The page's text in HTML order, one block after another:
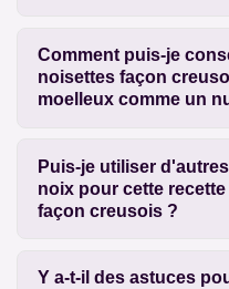
Comment puis-je
noisettes façon
moelleux comme un
Puis-je utiliser
noix pour cette
façon creusois ?
Y a-t-il des astuces